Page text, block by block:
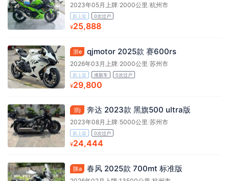
2023年05月上牌/2000公里 /杭州市
新上架 0次过户
¥25,888
浙e qjmotor 2025款 赛600rs
2026年03月上牌/2000公里 /苏州市
新上架 准新车 0次过户
¥29,800
浙j 奔达 2023款 黑旗500 ultra版
2023年08月上牌/5000公里/苏州市
新上架 0次过户
¥24,444
陕a 春风 2025款 700mt 标准版